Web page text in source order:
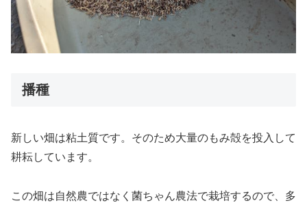
播種
新しい畑は粘土質です。そのため大量のもみ殻を投入して
耕耘しています。
この畑は自然農ではなく菌ちゃん農法で栽培するので、多